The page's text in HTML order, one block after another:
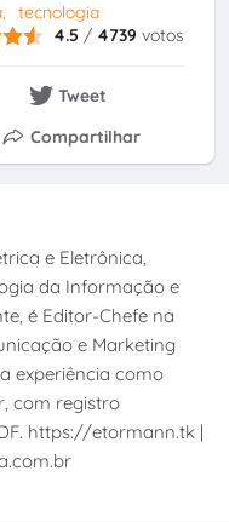
tecnologia
4.5 / 4739 votos
Tweet
Compartilhar
e Eletrônica,
da Informação e
é Editor-Chefe na
e Marketing
experiência como
com registro
https://etormann.tk |